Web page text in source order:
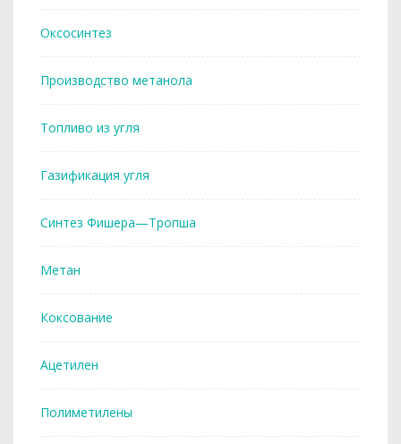
Оксосинтез
Производство метанола
Топливо из угля
Газификация угля
Синтез Фишера—Тропша
Метан
Коксование
Ацетилен
Полиметилены